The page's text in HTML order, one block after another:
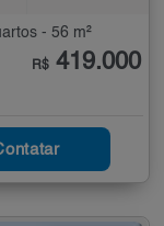
- 56 m²
R$ 419.000